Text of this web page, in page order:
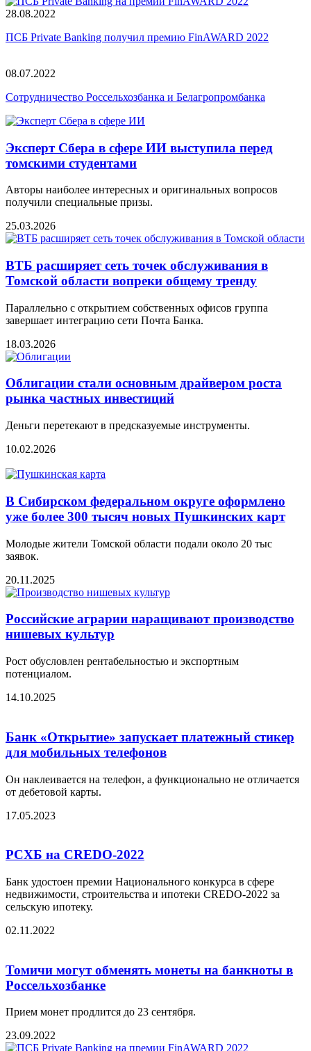
28.08.2022
ПСБ Private Banking получил премию FinAWARD 2022
08.07.2022
Сотрудничество Россельхозбанка и Белагропромбанка
Эксперт Сбера в сфере ИИ выступила перед
томскими студентами
Авторы наиболее интересных и оригинальных вопросов
получили специальные призы.
25.03.2026
ВТБ расширяет сеть точек обслуживания в
Томской области вопреки общему тренду
Параллельно с открытием собственных офисов группа
завершает интеграцию сети Почта Банка.
18.03.2026
Облигации стали основным драйвером роста
рынка частных инвестиций
Деньги перетекают в предсказуемые инструменты.
10.02.2026
В Сибирском федеральном округе оформлено
уже более 300 тысяч новых Пушкинских карт
Молодые жители Томской области подали около 20 тыс
заявок.
20.11.2025
Российские аграрии наращивают производство
нишевых культур
Рост обусловлен рентабельностью и экспортным
потенциалом.
14.10.2025
Банк «Открытие» запускает платежный стикер
для мобильных телефонов
Он наклеивается на телефон, а функционально не отличается
от дебетовой карты.
17.05.2023
РСХБ на CREDO-2022
Банк удостоен премии Национального конкурса в сфере
недвижимости, строительства и ипотеки CREDO-2022 за
сельскую ипотеку.
02.11.2022
Томичи могут обменять монеты на банкноты в
Россельхозбанке
Прием монет продлится до 23 сентября.
23.09.2022